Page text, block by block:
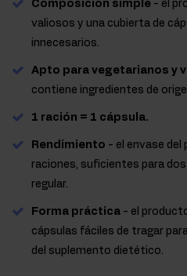
Composición simple - el
valiosos y una cubierta de
innecesarios.
Apto para vegetarianos y
contiene ingredientes de
1 ración = 1 cápsula.
Rendimiento - el envase
raciones, suficientes para
regular.
Forma práctica - el
cápsulas fáciles de tragar
del suplemento dietético.